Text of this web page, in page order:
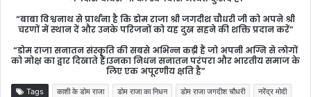
“बाबा विश्वनाथ से प्रार्थना है कि डोम राजा श्री जगदीश चौधरी जी को अपने श्री
चरणों में स्थान दें और उनके परिजनों को यह दुख सहने की शक्ति प्रदान करें”
“डोम राजा सनातन संस्कृति की सबसे अभिन्न कड़ी हैं जो अपनी अग्नि से लोगों
को मोक्ष का द्वार दिखाते हैं।उनका निधन सनातन परंपरा और भारतीय समाज के
लिए एक अपूरणीय क्षति है”
Tags काशी के डोम राजा डोम राजा का निधन डोम राजा जगदीश चौधरी
नरेंद्र मोदी